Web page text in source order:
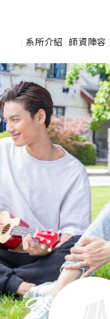
系所介紹 師資陣容